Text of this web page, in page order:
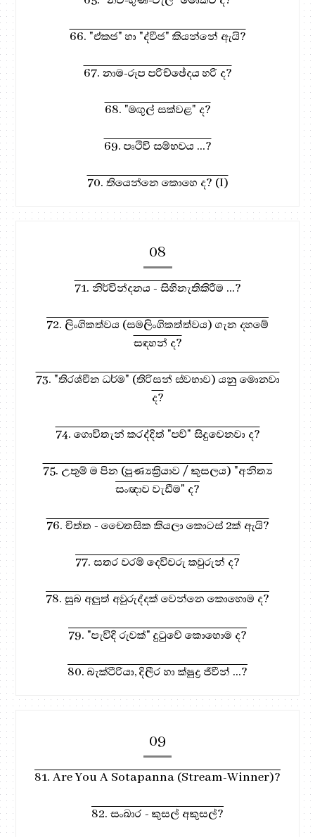
66. "ඒකජ" හා "ද්වීජ" කියන්නේ ඇයි?
67. නාම-රූප පරිච්ඡේදය හරි ද?
68. "මඟුල් සක්වළ" ද?
69. පෘථිවි සම්භවය ...?
70. තියෙන්නෙ කොහෙ ද? (I)
08
71. නිර්වින්දනය - සිහිනැතිකිරීම ...?
72. ලිංගිකත්වය (සමලිංගිකත්ත්වය) ගැන දහමේ
සඳහන් ද?
73. "තිරශ්චීන ධර්ම" (තිරිසන් ස්වභාව) යනු මොනවා
ද?
74. ගොවිතැන් කරද්දිත් "පව්" සිදුවෙනවා ද?
75. උතුම් ම පින (පුණ්‍යක්‍රියාව / කුසලය) "අනිත්‍ය
සංඥාව වැඩීම" ද?
76. චිත්ත - චෛතසික කියලා කොටස් 2ක් ඇයි?
77. සතර වරම් දෙවිවරු කවුරුන් ද?
78. සුබ අලුත් අවුරුද්දක් වෙන්නෙ කොහොම ද?
79. "පැවිදි රුවක්" දුටුවේ කොහොම ද?
80. බැක්ටීරියා, දිලීර හා ක්ෂුද්‍ර ජිවීන් ...?
09
81. Are You A Sotapanna (Stream-Winner)?
82. සංඛාර - කුසල් අකුසල්?